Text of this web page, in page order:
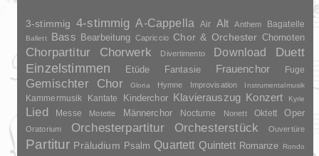
3-stimmig 4-stimmig A-Cappella Air Alt Anthem Bagatelle
Ballett Bass Bearbeitung Capriccio Chor & Orchester Chornoten
Chorpartitur Chorwerk Divertimento Download
Duett
Einzelstimmen
Etüde Fantasie Frauenchor Fuge
Gemischter Chor Gloria Hymne Improvisation Instrumentalmusik
Kammermusik Kantate Kinderchor Klavierauszug Konzert Kyrie
Lied Messe Motette Männerchor Nocturne Nonett Oktett Oper
Oratorium Orchesterpartitur Orchesterstück Ouvertüre
Partitur Präludium Psalm Quartett Quintett Romanze Rondo